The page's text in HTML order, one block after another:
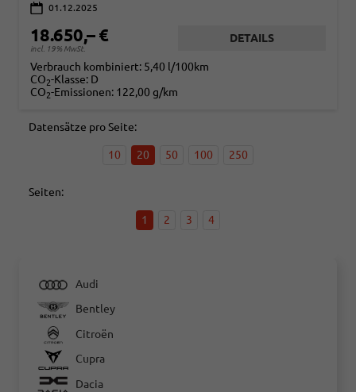
01.12.2025
18.650,– €
incl. 19% MwSt.
DETAILS
Verbrauch kombiniert: 5,40 l/100km
CO2-Klasse: D
CO2-Emissionen: 122,00 g/km
Datensätze pro Seite:
10 20 50 100 250
Seiten:
1 2 3 4
Audi
Bentley
Citroën
Cupra
Dacia